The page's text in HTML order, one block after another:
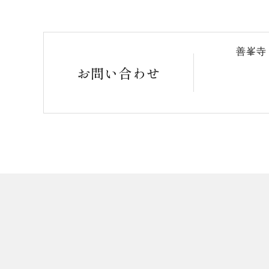
お問い合わせ
善峯寺